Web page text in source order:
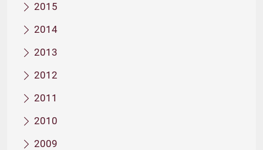
2015
2014
2013
2012
2011
2010
2009